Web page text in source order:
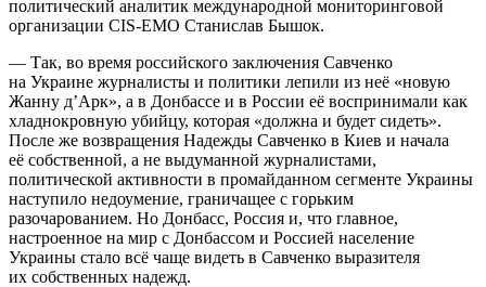
политический аналитик международной мониторинговой
организации CIS-EMO Станислав Бышок.
— Так, во время российского заключения Савченко
на Украине журналисты и политики лепили из неё «новую
Жанну д’Арк», а в Донбассе и в России её воспринимали как
хладнокровную убийцу, которая «должна и будет сидеть».
После же возвращения Надежды Савченко в Киев и начала
её собственной, а не выдуманной журналистами,
политической активности в промайданном сегменте Украины
наступило недоумение, граничащее с горьким
разочарованием. Но Донбасс, Россия и, что главное,
настроенное на мир с Донбассом и Россией население
Украины стало всё чаще видеть в Савченко выразителя
их собственных надежд.